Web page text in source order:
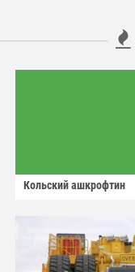
Кольский ашкрофтин